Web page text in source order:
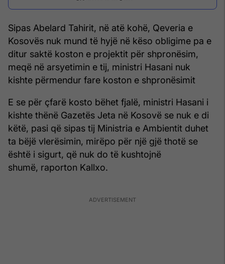
Sipas Abelard Tahirit, në atë kohë, Qeveria e
Kosovës nuk mund të hyjë në këso obligime pa e
ditur saktë koston e projektit për shpronësim,
meqë në arsyetimin e tij, ministri Hasani nuk
kishte përmendur fare koston e shpronësimit
E se për çfarë kosto bëhet fjalë, ministri Hasani i
kishte thënë Gazetës Jeta në Kosovë se nuk e di
këtë, pasi që sipas tij Ministria e Ambientit duhet
ta bëjë vlerësimin, mirëpo për një gjë thotë se
është i sigurt, që nuk do të kushtojnë
shumë, raporton Kallxo.